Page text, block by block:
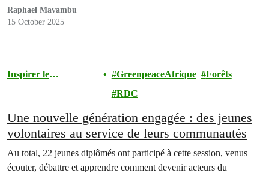
de revendications.
Raphael Mavambu
15 October 2025
Inspirer le
GreenpeaceAfrique
Forêts
RDC
Une nouvelle génération engagée : des jeunes
volontaires au service de leurs communautés
Au total, 22 jeunes diplômés ont participé à cette session, venus
écouter, débattre et apprendre comment devenir acteurs du